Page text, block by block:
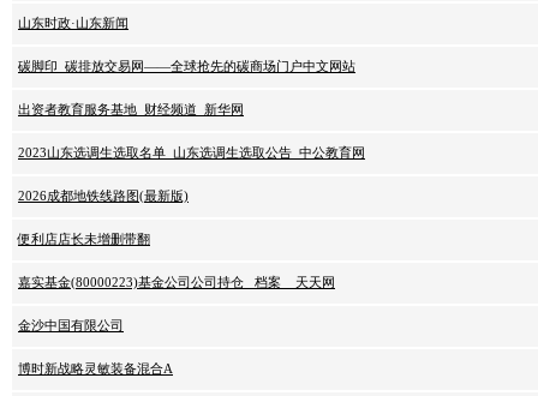
山东时政·山东新闻
碳脚印_碳排放交易网——全球抢先的碳商场门户中文网站
出资者教育服务基地_财经频道_新华网
2023山东选调生选取名单_山东选调生选取公告_中公教育网
2026成都地铁线路图(最新版)
便利店店长未增删带翻
嘉实基金(80000223)基金公司公司持仓_ 档案 _ 天天网
金沙中国有限公司
博时新战略灵敏装备混合A